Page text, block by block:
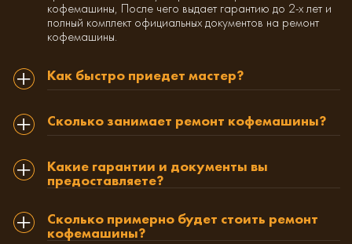
кофемашины, После чего выдает гарантию до 2-х лет и
полный комплект официальных документов на ремонт
кофемашины.
Как быстро приедет мастер?
Сколько занимает ремонт кофемашины?
Какие гарантии и документы вы
предоставляете?
Сколько примерно будет стоить ремонт
кофемашины?